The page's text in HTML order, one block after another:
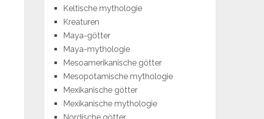
Keltische mythologie
Kreaturen
Maya-götter
Maya-mythologie
Mesoamerikanische götter
Mesopotamische mythologie
Mexikanische götter
Mexikanische mythologie